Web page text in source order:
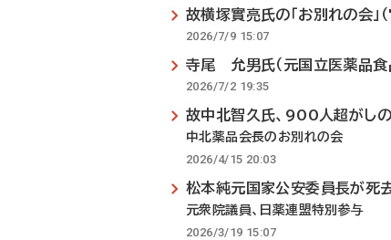
故横塚實亮氏の「お別れの会」
2026/7/9 15:07
寺尾 允男氏（元国立医薬品食
2026/7/2 19:35
故中北智久氏、900人超がし
中北薬品会長のお別れの会
2026/4/15 20:03
松本純元国家公安委員長が死
元衆院議員、日薬連盟特別参与
2026/3/19 15:07